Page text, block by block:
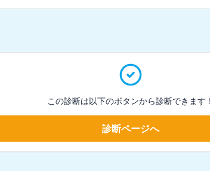
この診断は以下のボタンから診断できます！
診断ページへ